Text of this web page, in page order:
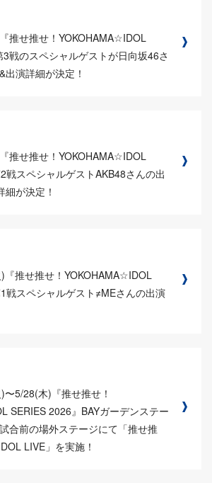
推せ推せ！YOKOHAMA☆IDOL
戦のスペシャルゲストが日向坂46さ
出演詳細が決定！
推せ推せ！YOKOHAMA☆IDOL
戦スペシャルゲストAKB48さんの出
が決定！
『推せ推せ！YOKOHAMA☆IDOL
戦スペシャルゲスト≠MEさんの出演
〜5/28(木)『推せ推せ！
SERIES 2026』BAYガーデンステー
合前の場外ステージにて「推せ推
LIVE」を実施！